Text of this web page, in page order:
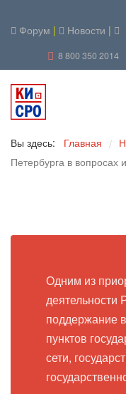
Форум | Новости |
8 800 350 2014
Вы здесь: Главная /
Петербурга в вопросах
Одним из
деятельности
поддержание
пунктов
сети,